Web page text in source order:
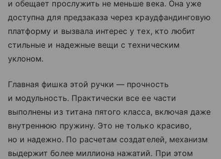
и обещает прослужить не меньше века. Она уже
доступна для предзаказа через краудфандинговую
платформу и вызвала интерес у тех, кто любит
стильные и надежные вещи с техническим
уклоном.
Главная фишка этой ручки — прочность
и модульность. Практически все ее части
выполнены из титана пятого класса, включая даже
внутреннюю пружину. Это не только красиво,
но и надежно. По расчетам создателей, механизм
выдержит более миллиона нажатий. При этом